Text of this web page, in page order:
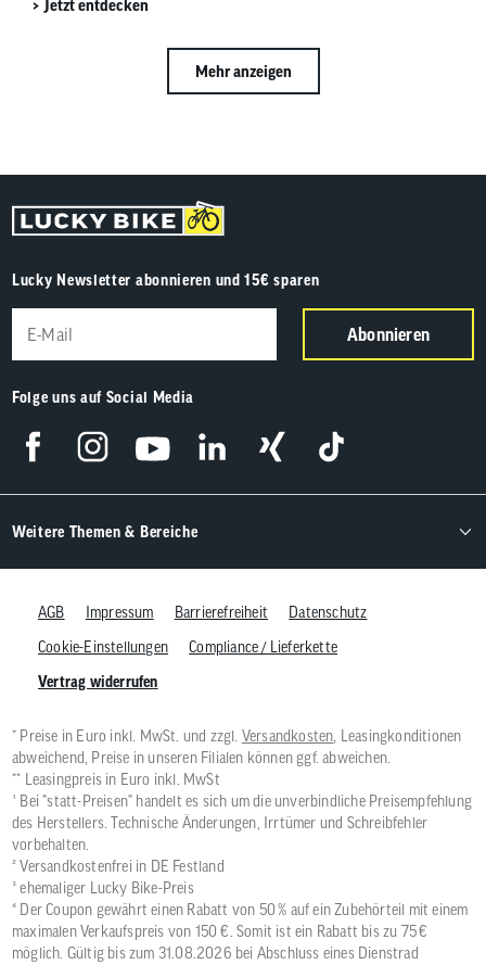
diesen Fällen ein verlässlicher, ehrlicher Begleiter.
Jetzt entdecken
Mehr anzeigen
Lucky Newsletter abonnieren und 15€ sparen
Abonnieren
Folge uns auf Social Media
Weitere Themen & Bereiche
AGB Impressum Barrierefreiheit
Datenschutz
Cookie-Einstellungen
Compliance / Lieferkette
Vertrag widerrufen
* Preise in Euro inkl. MwSt. und zzgl. Versandkosten , Leasingkonditionen
abweichend, Preise in unseren Filialen können ggf. abweichen.
** Leasingpreis in Euro inkl. MwSt
¹ Bei "statt-Preisen" handelt es sich um die unverbindliche Preisempfehlung
des Herstellers. Technische Änderungen, Irrtümer und Schreibfehler
vorbehalten.
² Versandkostenfrei in DE Festland
³ ehemaliger Lucky Bike-Preis
⁴ Der Coupon gewährt einen Rabatt von 50 % auf ein Zubehörteil mit einem
maximalen Verkaufspreis von 150 €. Somit ist ein Rabatt bis zu 75 €
möglich. Gültig bis zum 31.08.2026 bei Abschluss eines Dienstrad